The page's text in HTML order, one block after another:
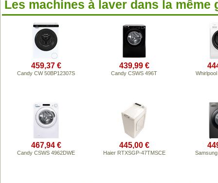
Les machines à laver dans la même
459,37 €
Candy CW 50BP12307S
439,99 €
Candy CSWS 496T
467,94 €
Candy CSWS 4962DWE
445,00 €
Haier RTXSGP-47TMSCE